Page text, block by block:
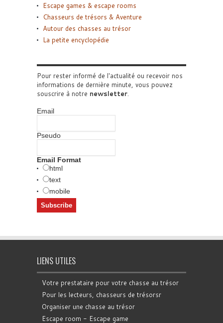
Escape games & escape rooms
Chasseurs de trésors & Aventure
Autour des chasses au trésor
La petite encyclopédie
Pour rester informé de l'actualité ou recevoir nos
informations de dernière minute, vous pouvez
souscrire à notre newsletter
Email
Pseudo
Email Format
html
text
mobile
LIENS UTILES
Votre prestataire pour votre chasse au trésor
Pour les lecteurs, chasseurs de trésorsr
Organiser une chasse au trésor
Escape room - Escape game